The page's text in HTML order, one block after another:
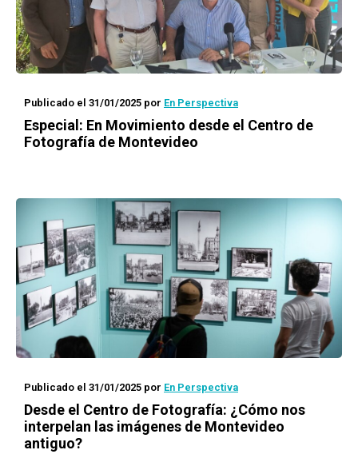
Publicado el 31/01/2025 por En Perspectiva
Especial: En Movimiento desde el Centro de
Fotografía de Montevideo
Publicado el 31/01/2025 por En Perspectiva
Desde el Centro de Fotografía: ¿Cómo nos
interpelan las imágenes de Montevideo
antiguo?